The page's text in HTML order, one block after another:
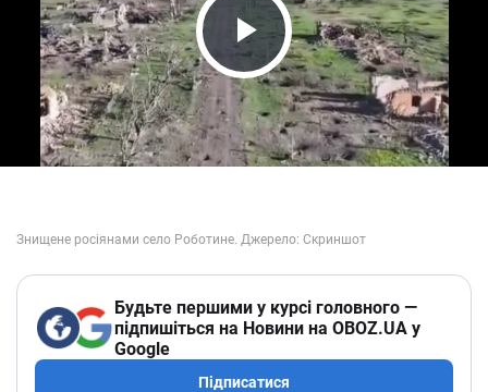
Play Video
Будьте першими у курсі головного —
підпишіться на Новини на OBOZ.UA у
Google
Підписатися